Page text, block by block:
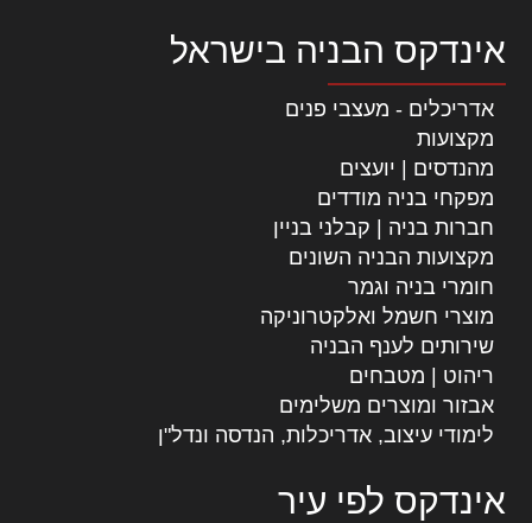
אינדקס הבניה בישראל
אדריכלים - מעצבי פנים
מקצועות
מהנדסים | יועצים
מפקחי בניה מודדים
חברות בניה | קבלני בניין
מקצועות הבניה השונים
חומרי בניה וגמר
מוצרי חשמל ואלקטרוניקה
שירותים לענף הבניה
ריהוט | מטבחים
אבזור ומוצרים משלימים
לימודי עיצוב, אדריכלות, הנדסה ונדל"ן
אינדקס לפי עיר